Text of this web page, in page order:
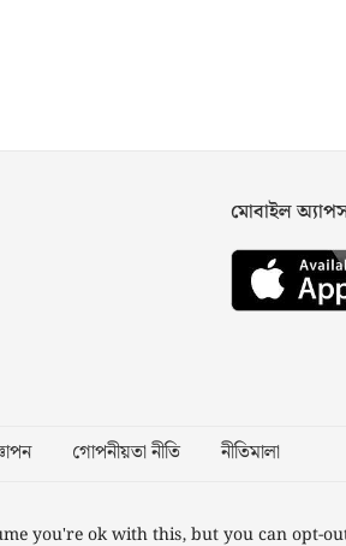
মোবাইল
গোপনীয়তা নীতি নীতিমালা
you're ok with this, but you can opt-